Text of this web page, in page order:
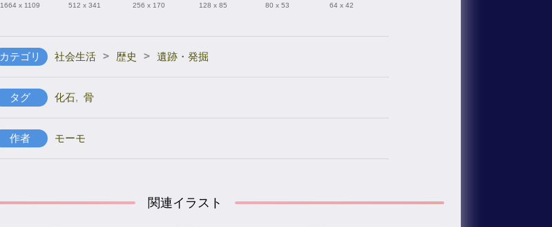
1664 x 1109 512 x 341 256 x 170 128 x 85 80 x 53 64 x 42
カテゴリ 社会生活 > 歴史 > 遺跡・発掘
タグ 化石, 骨
作者 モーモ
関連イラスト